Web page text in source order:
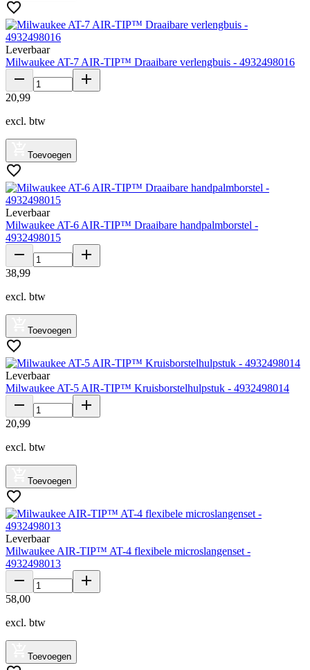
Leverbaar
Milwaukee AT-7 AIR-TIP™ Draaibare verlengbuis - 4932498016
20,99
excl. btw
Toevoegen
Leverbaar
Milwaukee AT-6 AIR-TIP™ Draaibare handpalmborstel -
4932498015
38,99
excl. btw
Toevoegen
Leverbaar
Milwaukee AT-5 AIR-TIP™ Kruisborstelhulpstuk - 4932498014
20,99
excl. btw
Toevoegen
Leverbaar
Milwaukee AIR-TIP™ AT-4 flexibele microslangenset -
4932498013
58,00
excl. btw
Toevoegen